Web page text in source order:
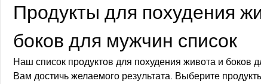
Продукты для похудения
боков для мужчин список
Наш список продуктов для похудения живота и боков
Вам достичь желаемого результата. Выберите